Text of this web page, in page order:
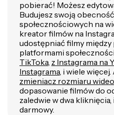
pobierać! Możesz
Budujesz swoją
społecznościowych na
kreator filmów na
udostępniać filmy
platformami
TikToka, z Instagrama na
Instagrama, i wiele
zmieniacz rozmiaru wideo
dopasowanie filmów do
zaledwie w dwa kliknięcia,
darmowy.